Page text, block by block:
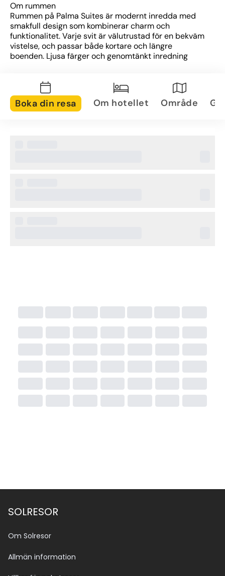
Om rummen
Rummen på Palma Suites är modernt inredda med
smakfull design som kombinerar charm och
funktionalitet. Varje svit är välutrustad för en bekväm
vistelse, och passar både kortare och längre
boenden. Ljusa färger och genomtänkt inredning
Om området
Hotellet ligger centralt med närhet till Palmas
främsta attraktioner, som den imponerande
Övrig information
Boka din resa Om hotellet Område
SOLRESOR
Om Solresor
Allmän information